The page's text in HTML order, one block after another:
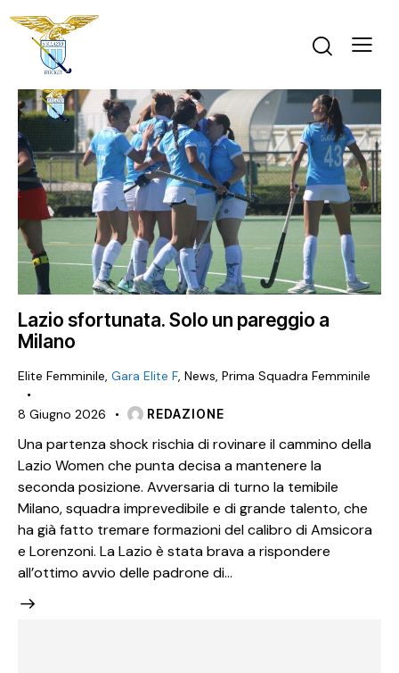
Lazio sfortunata. Solo un pareggio a
Milano
Elite Femminile, Gara Elite F, News, Prima Squadra Femminile
8 Giugno 2026 REDAZIONE
Una partenza shock rischia di rovinare il cammino della
Lazio Women che punta decisa a mantenere la
seconda posizione. Avversaria di turno la temibile
Milano, squadra imprevedibile e di grande talento, che
ha già fatto tremare formazioni del calibro di Amsicora
e Lorenzoni. La Lazio è stata brava a rispondere
all’ottimo avvio delle padrone di…